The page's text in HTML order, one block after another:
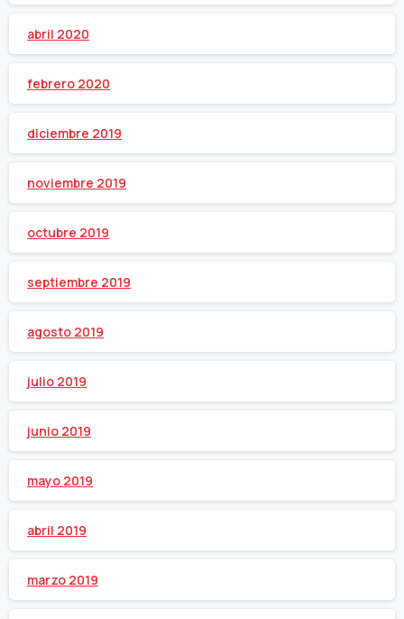
abril 2020
febrero 2020
diciembre 2019
noviembre 2019
octubre 2019
septiembre 2019
agosto 2019
julio 2019
junio 2019
mayo 2019
abril 2019
marzo 2019